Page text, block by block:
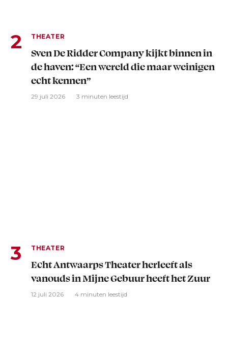
THEATER
Sven De Ridder Company kijkt binnen in
de haven: “Een wereld die maar weinigen
echt kennen”
29 juli 2026 3 minuten leestijd
THEATER
Echt Antwaarps Theater herleeft als
vanouds in Mijne Gebuur heeft het Zuur
12 juli 2026 4 minuten leestijd